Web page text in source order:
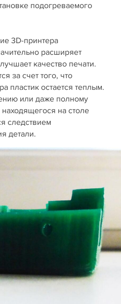
подогреваемого
3D-принтера
расширяет
качество печати.
за счет того, что
пластик остается теплым.
или даже полному
на столе
следствием
детали.